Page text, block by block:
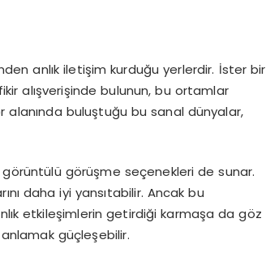
anlık iletişim kurduğu yerlerdir. İster bir
alışverişinde bulunun, bu ortamlar
alanında buluştuğu bu sanal dünyalar,
görüntülü görüşme seçenekleri de sunar.
daha iyi yansıtabilir. Ancak bu
etkileşimlerin getirdiği karmaşa da göz
güçleşebilir.